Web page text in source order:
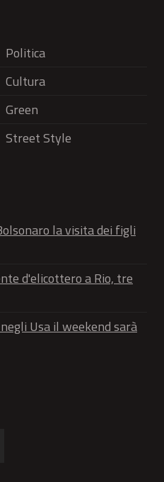
Politica
Cultura
Green
Street Style
la visita dei figli
d'elicottero a Rio, tre
Usa il weekend sarà